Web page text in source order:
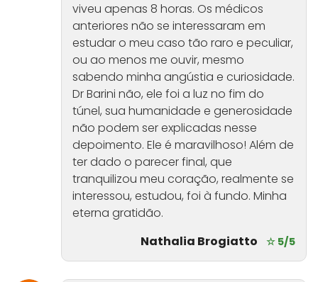
viveu apenas 8 horas. Os médicos
anteriores não se interessaram em
estudar o meu caso tão raro e peculiar,
ou ao menos me ouvir, mesmo
sabendo minha angústia e curiosidade.
Dr Barini não, ele foi a luz no fim do
túnel, sua humanidade e generosidade
não podem ser explicadas nesse
depoimento. Ele é maravilhoso! Além de
ter dado o parecer final, que
tranquilizou meu coração, realmente se
interessou, estudou, foi à fundo. Minha
eterna gratidão.
Nathalia Brogiatto
☆ 5/5